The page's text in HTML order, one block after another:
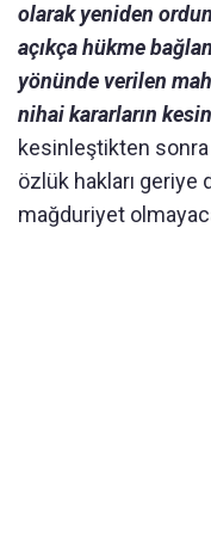
olarak yeniden
açıkça hükme
yönünde verilen
nihai kararların
kesinleştikten
özlük hakları
mağduriyet